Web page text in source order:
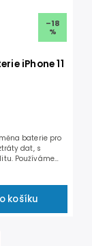
–18
%
iPhone 11
košíku
baterie pro
dat, s
Používáme